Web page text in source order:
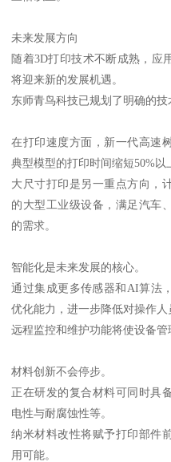
未来发展方向
随着3D打印技术不断成熟，应
将迎来新的发展机遇。
东师青鸟科技已规划了明确的技
在打印速度方面，新一代高速
典型模型的打印时间缩短50%以
大尺寸打印是另一重点方向，
的大型工业级设备，满足汽车
的需求。
智能化是未来发展的核心。
通过集成更多传感器和AI算法
优化能力，进一步降低对操作人
远程监控和维护功能将使设备管
材料创新不会停步。
正在研发的复合材料可同时具
电性与耐腐蚀性等。
纳米材料改性将赋予打印部件
用可能。